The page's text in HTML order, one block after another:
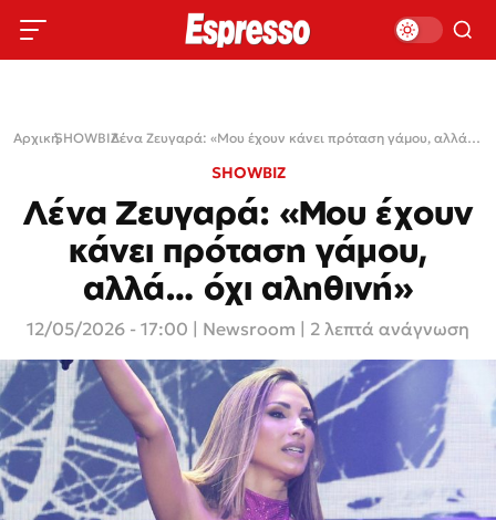
Αρχική›
SHOWBIZ› Λένα Ζευγαρά: «Μου έχουν κάνει πρόταση γάμου, αλλά… όχι αληθινή»
SHOWBIZ
Λένα Ζευγαρά: «Μου έχουν
κάνει πρόταση γάμου,
αλλά… όχι αληθινή»
12/05/2026 - 17:00 Newsroom | 2 λεπτά ανάγνωση